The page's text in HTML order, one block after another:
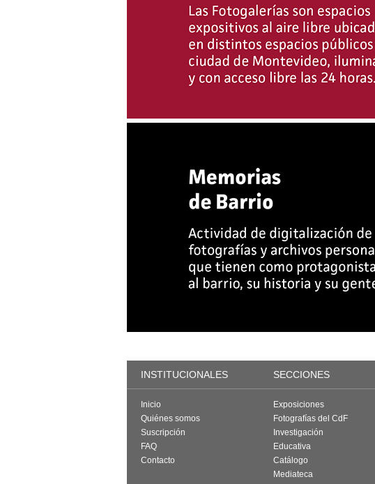
INSTITUCIONALES SECCIONES
Inicio
Quiénes somos
Suscripción
FAQ
Contacto
Exposiciones
Fotografías del CdF
Investigación
Educativa
Catálogo
Mediateca